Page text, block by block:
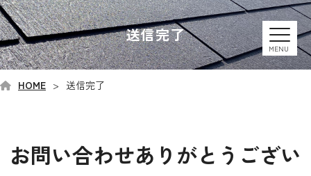
MENU
送信完了
HOME 送信完了
お問い合わせありがとうござい